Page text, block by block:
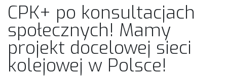
CPK+ po konsultacjach
społecznych! Mamy
projekt docelowej sieci
kolejowej w Polsce!